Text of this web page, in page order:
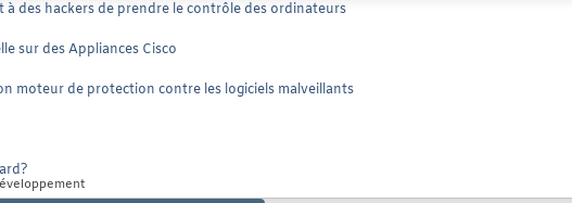
des hackers de prendre le contrôle des ordinateurs
sur des Appliances Cisco
moteur de protection contre les logiciels malveillants